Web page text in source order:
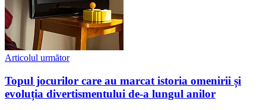
Articolul următor
Topul jocurilor care au marcat istoria omenirii și
evoluția divertismentului de-a lungul anilor